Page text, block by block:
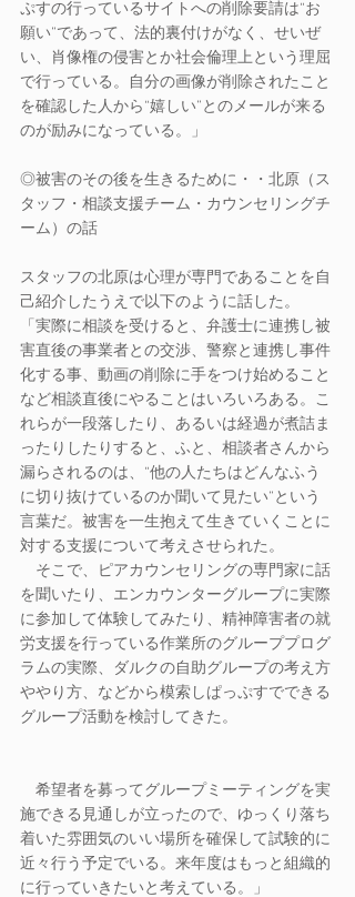
ぷすの行っているサイトへの削除要請は“お
願い”であって、法的裏付けがなく、せいぜ
い、肖像権の侵害とか社会倫理上という理屈
で行っている。自分の画像が削除されたこと
を確認した人から“嬉しい”とのメールが来る
のが励みになっている。」
◎被害のその後を生きるために・・北原（ス
タッフ・相談支援チーム・カウンセリングチ
ーム）の話
スタッフの北原は心理が専門であることを自
己紹介したうえで以下のように話した。
「実際に相談を受けると、弁護士に連携し被
害直後の事業者との交渉、警察と連携し事件
化する事、動画の削除に手をつけ始めること
など相談直後にやることはいろいろある。こ
れらが一段落したり、あるいは経過が煮詰ま
ったりしたりすると、ふと、相談者さんから
漏らされるのは、“他の人たちはどんなふう
に切り抜けているのか聞いて見たい”という
言葉だ。被害を一生抱えて生きていくことに
対する支援について考えさせられた。
そこで、ピアカウンセリングの専門家に話
を聞いたり、エンカウンターグループに実際
に参加して体験してみたり、精神障害者の就
労支援を行っている作業所のグループプログ
ラムの実際、ダルクの自助グループの考え方
ややり方、などから模索しぱっぷすでできる
グループ活動を検討してきた。
希望者を募ってグループミーティングを実
施できる見通しが立ったので、ゆっくり落ち
着いた雰囲気のいい場所を確保して試験的に
近々行う予定でいる。来年度はもっと組織的
に行っていきたいと考えている。」